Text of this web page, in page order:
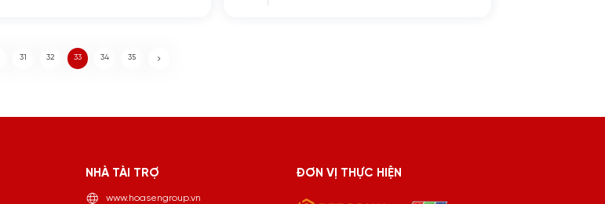
31 32 33 34 35
NHÀ TÀI TRỢ
www.hoasengroup.vn
ĐƠN VỊ THỰC HIỆN